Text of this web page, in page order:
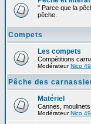
" Parce que la
pêche.
Compets
Les compets
Compétitions
ModérateurNico 49
Pêche des
Matériel
Cannes,
ModérateurNico 49